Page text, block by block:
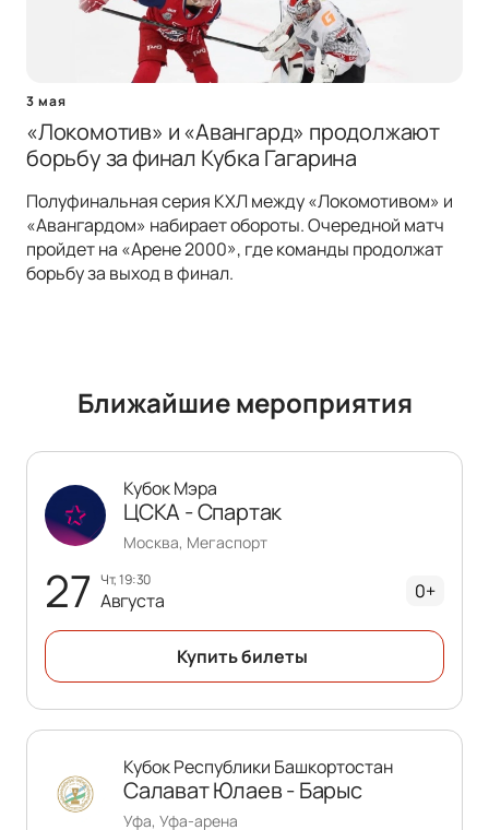
3 мая
«Локомотив» и «Авангард» продолжают
борьбу за финал Кубка Гагарина
Полуфинальная серия КХЛ между «Локомотивом» и
«Авангардом» набирает обороты. Очередной матч
пройдет на «Арене 2000», где команды продолжат
борьбу за выход в финал.
Ближайшие мероприятия
27 чт, 19:30
Августа
Кубок Мэра
ЦСКА - Спартак
Москва, Мегаспорт
0+
Купить билеты
Кубок Республики Башкортостан
Салават Юлаев - Барыс
Уфа, Уфа-арена